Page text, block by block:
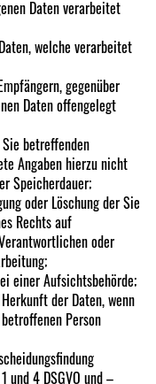
Daten verarbeitet
welche verarbeitet
gegenüber
Daten offengelegt
betreffenden
Angaben hierzu nicht
Speicherdauer;
oder Löschung der Sie
Rechts auf
oder
einer Aufsichtsbehörde;
der Daten, wenn
Person
4 DSGVO und –